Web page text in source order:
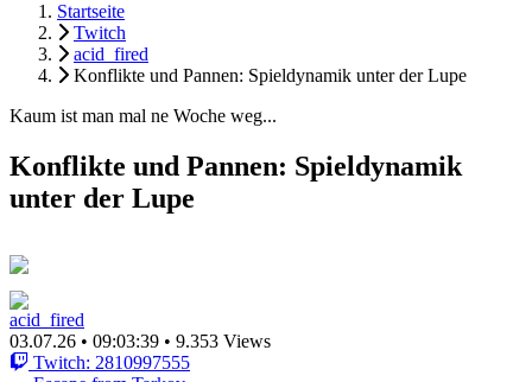
Startseite
Twitch
acid_fired
Konflikte und Pannen: Spieldynamik unter der Lupe
Kaum ist man mal ne Woche weg...
Konflikte und Pannen: Spieldynamik
unter der Lupe
acid_fired
03.07.26 • 09:03:39 • 9.353 Views
Twitch: 2810997555